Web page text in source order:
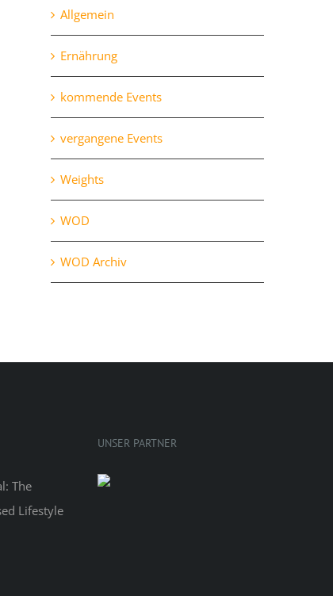
Oktober 28th, 2020
Allgemein
Ernährung
kommende Events
vergangene Events
Weights
WOD
WOD Archiv
UNSER PARTNER